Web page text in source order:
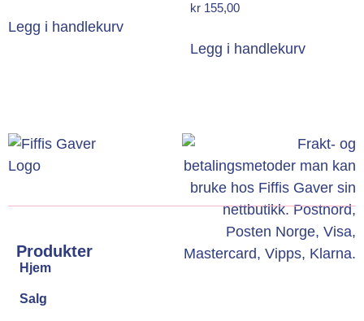
Legg i handlekurv
kr 155,00
Legg i handlekurv
Produkter
Hjem
Salg